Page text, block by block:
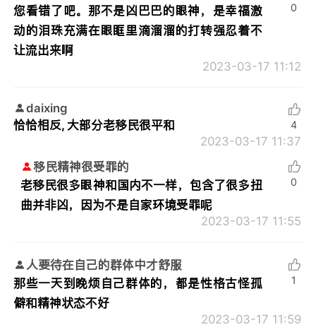
您看错了吧。那不是凶巴巴的眼神，是幸福激
动的泪珠充满在眼眶里滴溜溜的打转强忍着不
让流出来啊
2023-03-17 11:12
0
daixing
恰恰相反, 大部分老移民很平和
2023-03-17 11:37
4
移民精神很受罪的
老移民很多眼神和国内不一样，包含了很多扭
曲并非凶，因为不是自家环境受罪呢
2023-03-17 11:55
0
人要待在自己的群体中才舒服
那些一天到晚烦自己群体的，都是性格古怪孤
僻和精神状态不好
2023-03-17 11:59
1